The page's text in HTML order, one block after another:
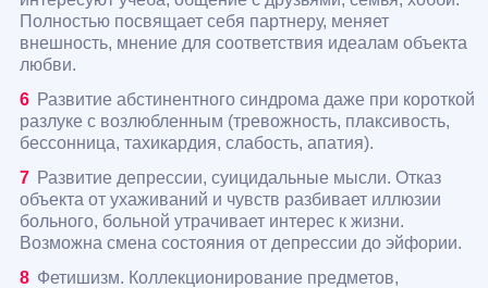
Полностью посвящает себя партнеру, меняет
внешность, мнение для соответствия идеалам объекта
любви.
Развитие абстинентного синдрома даже при короткой
разлуке с возлюбленным (тревожность, плаксивость,
бессонница, тахикардия, слабость, апатия).
Развитие депрессии, суицидальные мысли. Отказ
объекта от ухаживаний и чувств разбивает иллюзии
больного, больной утрачивает интерес к жизни.
Возможна смена состояния от депрессии до эйфории.
Фетишизм. Коллекционирование предметов,